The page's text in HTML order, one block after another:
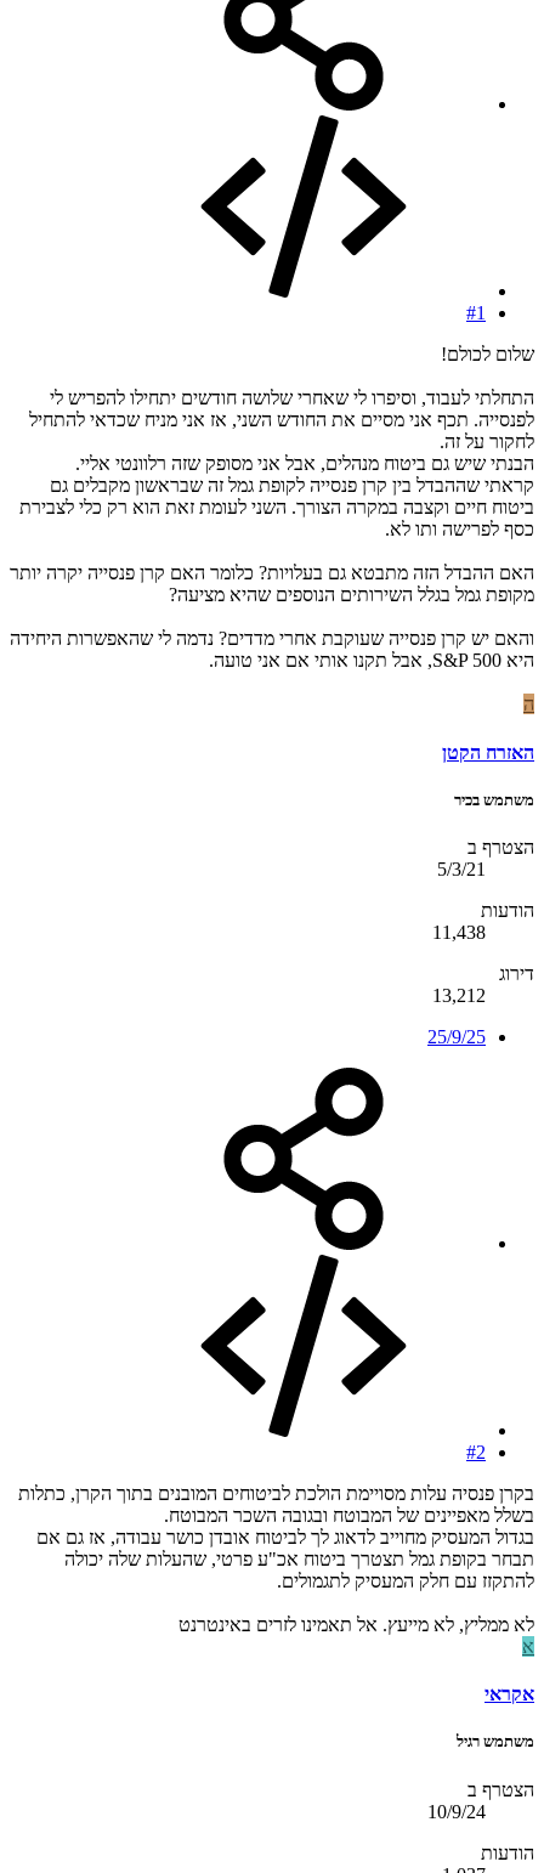
#1
שלום לכולם!
התחלתי לעבוד, וסיפרו לי שאחרי שלושה חודשים יתחילו להפריש לי
לפנסייה. תכף אני מסיים את החודש השני, אז אני מניח שכדאי להתחיל
לחקור על זה.
הבנתי שיש גם ביטוח מנהלים, אבל אני מסופק שזה רלוונטי אליי.
קראתי שההבדל בין קרן פנסייה לקופת גמל זה שבראשון מקבלים גם
ביטוח חיים וקצבה במקרה הצורך. השני לעומת זאת הוא רק כלי לצבירת
כסף לפרישה ותו לא.
האם ההבדל הזה מתבטא גם בעלויות? כלומר האם קרן פנסייה יקרה יותר
מקופת גמל בגלל השירותים הנוספים שהיא מציעה?
והאם יש קרן פנסייה שעוקבת אחרי מדדים? נדמה לי שהאפשרות היחידה
היא S&P 500, אבל תקנו אותי אם אני טועה.
ה
האזרח הקטן
משתמש בכיר
הצטרף ב
5/3/21
הודעות
11,438
דירוג
13,212
25/9/25
#2
בקרן פנסיה עלות מסויימת הולכת לביטוחים המובנים בתוך הקרן, כתלות
בשלל מאפיינים של המבוטח ובגובה השכר המבוטח.
בגדול המעסיק מחוייב לדאוג לך לביטוח אובדן כושר עבודה, אז גם אם
תבחר בקופת גמל תצטרך ביטוח אכ"ע פרטי, שהעלות שלה יכולה
להתקזז עם חלק המעסיק לתגמולים.
לא ממליץ, לא מייעץ. אל תאמינו לזרים באינטרנט
א
אקראי
משתמש רגיל
הצטרף ב
10/9/24
הודעות